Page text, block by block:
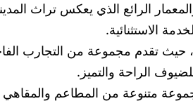
الرائع الذي يعكس تراث
الاستثنائية.
حيث تقدم مجموعة من التجارب
الراحة والتميز.
متنوعة من المطاعم والمقاهي